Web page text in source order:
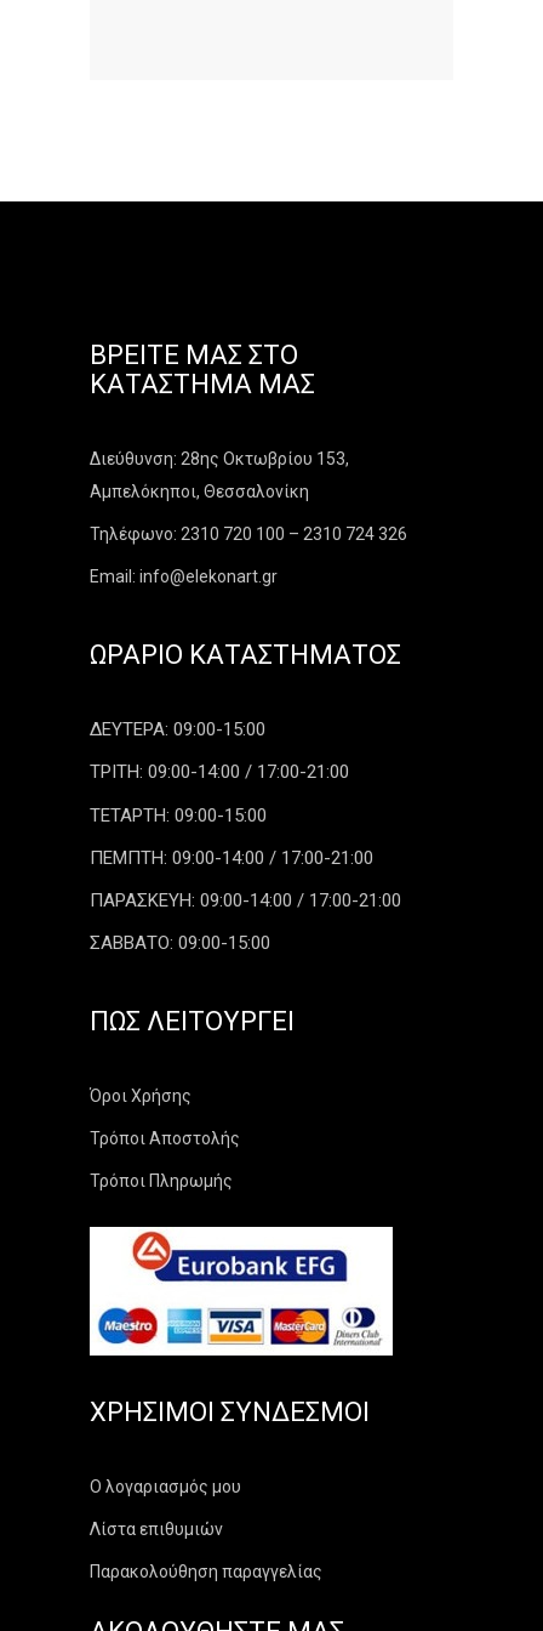
ΒΡΕΊΤΕ ΜΑΣ ΣΤΟ
ΚΑΤΆΣΤΗΜΑ ΜΑΣ
Διεύθυνση: 28ης Οκτωβρίου 153,
Αμπελόκηποι, Θεσσαλονίκη
Τηλέφωνο: 2310 720 100 – 2310 724 326
Email: info@elekonart.gr
ΩΡΆΡΙΟ ΚΑΤΑΣΤΉΜΑΤΟΣ
ΔΕΥΤΕΡΑ: 09:00-15:00
ΤΡΙΤΗ: 09:00-14:00 / 17:00-21:00
ΤΕΤΑΡΤΗ: 09:00-15:00
ΠΕΜΠΤΗ: 09:00-14:00 / 17:00-21:00
ΠΑΡΑΣΚΕΥΗ: 09:00-14:00 / 17:00-21:00
ΣΑΒΒΑΤΟ: 09:00-15:00
ΠΏΣ ΛΕΙΤΟΥΡΓΕΊ
Όροι Χρήσης
Τρόποι Αποστολής
Τρόποι Πληρωμής
ΧΡΉΣΙΜΟΙ ΣΎΝΔΕΣΜΟΙ
Ο λογαριασμός μου
Λίστα επιθυμιών
Παρακολούθηση παραγγελίας